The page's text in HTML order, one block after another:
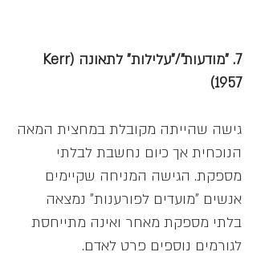
7. "מודעות"/"עלילות" לתאונה (Kerr
1957)
גישה שהייתה מקובלת במחצית המאה
הנוכחית אך כיום נחשבת לבלתי
מספקת. הגישה המניחה שקיימים
אנשים "מועדים לפורענות" נמצאה
בלתי מספקת מאחר ואינה מתייחסת
לגורמים נוספים פרט לאדם.